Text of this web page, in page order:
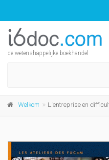
de wetenshappelijke boekhandel
Welkom L'entreprise en